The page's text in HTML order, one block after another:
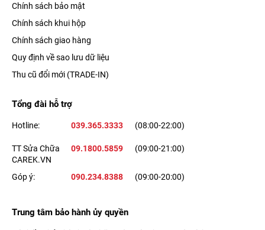
Chính sách bảo mật
Chính sách khui hộp
Chính sách giao hàng
Quy định về sao lưu dữ liệu
Thu cũ đổi mới (TRADE-IN)
Tổng đài hỗ trợ
Hotline: 039.365.3333 (08:00-22:00)
TT Sửa Chữa
CAREK.VN
09.1800.5859 (09:00-21:00)
Góp ý: 090.234.8388 (09:00-20:00)
Trung tâm bảo hành ủy quyền